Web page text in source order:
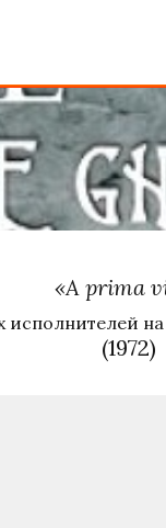
«A prima
исполнителей
(1972)